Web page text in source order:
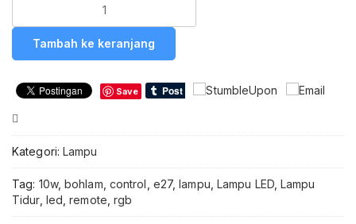
Lampu
Bohlam
RGB
dengan
Remote
Kontrol
BONDA
Lampu
LED
Tambah ke keranjang
Save
Kategori: Lampu
Tag: 10w,bohlam control e27,lampu Lampu LED,Lampu
Tidur, led ,remote ,rgb